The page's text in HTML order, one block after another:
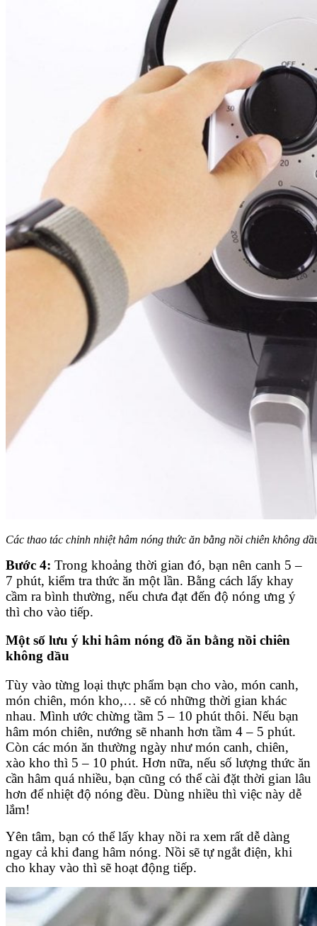
Các thao tác chỉnh nhiệt hâm nóng thức ăn bằng nồi chiên không
Bước 4: Trong khoảng thời gian đó, bạn nên canh 5 –
7 phút, kiểm tra thức ăn một lần. Bằng cách lấy khay
cầm ra bình thường, nếu chưa đạt đến độ nóng ưng ý
thì cho vào tiếp.
Một số lưu ý khi hâm nóng đồ ăn bằng nồi chiên
không dầu
Tùy vào từng loại thực phẩm bạn cho vào, món canh,
món chiên, món kho,… sẽ có những thời gian khác
nhau. Mình ước chừng tầm 5 – 10 phút thôi. Nếu bạn
hâm món chiên, nướng sẽ nhanh hơn tầm 4 – 5 phút.
Còn các món ăn thường ngày như món canh, chiên,
xào kho thì 5 – 10 phút. Hơn nữa, nếu số lượng thức ăn
cần hâm quá nhiều, bạn cũng có thể cài đặt thời gian lâu
hơn để nhiệt độ nóng đều. Dùng nhiều thì việc này dễ
lắm!
Yên tâm, bạn có thể lấy khay nồi ra xem rất dễ dàng
ngay cả khi đang hâm nóng. Nồi sẽ tự ngắt điện, khi
cho khay vào thì sẽ hoạt động tiếp.